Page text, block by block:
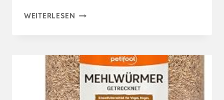
WEITERLESEN PAPAGEIENSPIELZEUG,
DREHBARER
VOGELKAUSPIEL,
FUTTERSUCHEZUBEHÖR,